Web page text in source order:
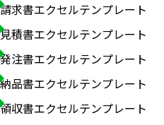
請求書エクセルテンプレート
見積書エクセルテンプレート
発注書エクセルテンプレート
納品書エクセルテンプレート
領収書エクセルテンプレート